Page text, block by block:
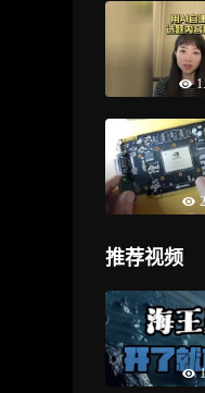
推荐视频